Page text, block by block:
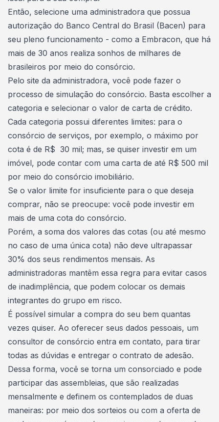
Então, selecione uma administradora que possua
autorização do Banco Central do Brasil (Bacen) para
seu pleno funcionamento - como a Embracon, que há
mais de 30 anos realiza sonhos de milhares de
brasileiros por meio do consórcio.
Pelo site da administradora, você pode fazer o
processo de simulação do consórcio. Basta escolher a
categoria e selecionar o valor de carta de crédito.
Cada categoria possui diferentes limites: para o
consórcio de serviços, por exemplo, o máximo por
cota é de R$ 30 mil; mas, se quiser investir em um
imóvel, pode contar com uma carta de até R$ 500 mil
por meio do consórcio imobiliário.
Se o valor limite for insuficiente para o que deseja
comprar, não se preocupe: você pode investir em
mais de uma cota do consórcio.
Porém, a soma dos valores das cotas (ou até mesmo
no caso de uma única cota) não deve ultrapassar
30% dos seus rendimentos mensais. As
administradoras mantêm essa regra para evitar casos
de inadimplência, que podem colocar os demais
integrantes do grupo em risco.
É possível simular a compra do seu bem quantas
vezes quiser. Ao oferecer seus dados pessoais, um
consultor de consórcio entra em contato, para tirar
todas as dúvidas e entregar o contrato de adesão.
Dessa forma, você se torna um consorciado e pode
participar das assembleias, que são realizadas
mensalmente e definem os contemplados de duas
maneiras: por meio dos sorteios ou com a oferta de